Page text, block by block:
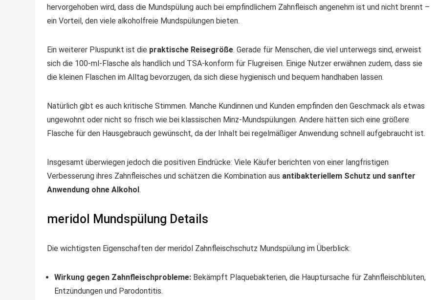
hervorgehoben wird, dass die Mundspülung auch bei empfindlichem Zahnfleisch angenehm ist und nicht brennt –
ein Vorteil, den viele alkoholfreie Mundspülungen bieten.
Ein weiterer Pluspunkt ist die praktische Reisegröße. Gerade für Menschen, die viel unterwegs sind, erweist
sich die 100-ml-Flasche als handlich und TSA-konform für Flugreisen. Einige Nutzer erwähnen zudem, dass sie
die kleinen Flaschen im Alltag bevorzugen, da sich diese hygienisch und bequem handhaben lassen.
Natürlich gibt es auch kritische Stimmen. Manche Kundinnen und Kunden empfinden den Geschmack als etwas
ungewohnt oder nicht so frisch wie bei klassischen Minz-Mundspülungen. Andere hätten sich eine größere
Flasche für den Hausgebrauch gewünscht, da der Inhalt bei regelmäßiger Anwendung schnell aufgebraucht ist.
Insgesamt überwiegen jedoch die positiven Eindrücke: Viele Käufer berichten von einer langfristigen
Verbesserung ihres Zahnfleisches und schätzen die Kombination aus antibakteriellem Schutz und sanfter
Anwendung ohne Alkohol .
meridol Mundspülung Details
Die wichtigsten Eigenschaften der meridol Zahnfleischschutz Mundspülung im Überblick:
Wirkung gegen Zahnfleischprobleme: Bekämpft Plaquebakterien, die Hauptursache für Zahnfleischbluten,
Entzündungen und Parodontitis.